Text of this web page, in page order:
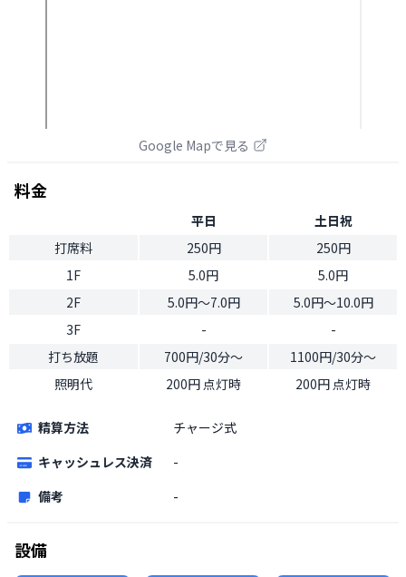
Google Mapで見る
料金
平日
土日祝
打席料
250円
250円
1F
5.0円
5.0円
2F
5.0円〜7.0円
5.0円〜10.0円
3F
-
-
打ち放題
700円/30分〜
1100円/30分〜
照明代
200円 点灯時 200円 点灯時
精算方法
チャージ式
キャッシュレス決済
-
備考
-
設備